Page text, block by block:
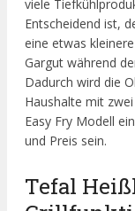
viele
Entscheidend ist,
eine etwas
Gargut während
Dadurch wird die
Haushalte mit
Easy Fry Modell
und Preis sein.
Tefal